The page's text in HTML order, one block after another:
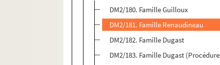
DM2/180. Famille Guilloux
DM2/181. Famille Renaudineau
DM2/182. Famille Dugast
DM2/183. Famille Dugast